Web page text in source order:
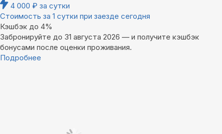
4 000 ₽ за сутки
Стоимость за 1 сутки при заезде сегодня
Кэшбэк до 4%
Забронируйте до 31 августа 2026 — и получите кэшбэк
бонусами после оценки проживания.
Подробнее